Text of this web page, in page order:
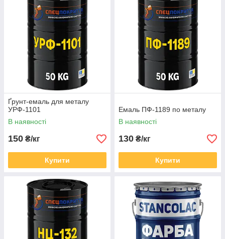
Ґрунт-емаль для металу
УРФ-1101
В наявності
150 ₴/кг
Купити
Емаль ПФ-1189 по металу
В наявності
130 ₴/кг
Купити